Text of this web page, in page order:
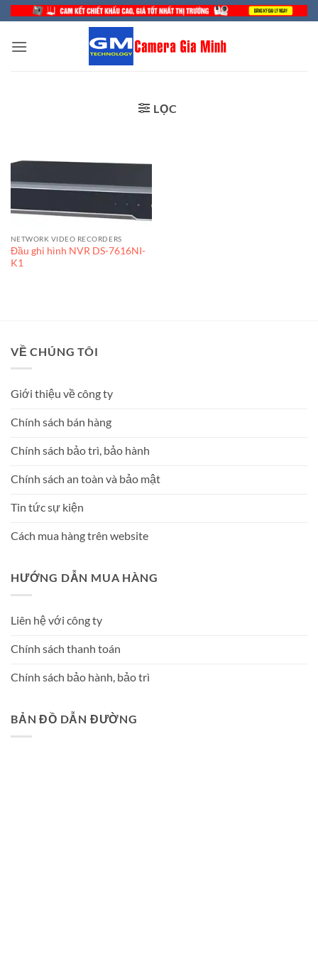
Bỏ
qua
nội
LỌC
NETWORK VIDEO RECORDERS
Đầu ghi hình NVR DS-7616NI-
K1
VỀ CHÚNG TÔI
Giới thiệu về công ty
Chính sách bán hàng
Chính sách bảo trì, bảo hành
Chính sách an toàn và bảo mật
Tin tức sự kiện
Cách mua hàng trên website
HƯỚNG DẪN MUA HÀNG
Liên hệ với công ty
Chính sách thanh toán
Chính sách bảo hành, bảo trì
BẢN ĐỒ DẪN ĐƯỜNG